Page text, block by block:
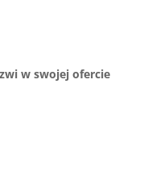
w swojej ofercie